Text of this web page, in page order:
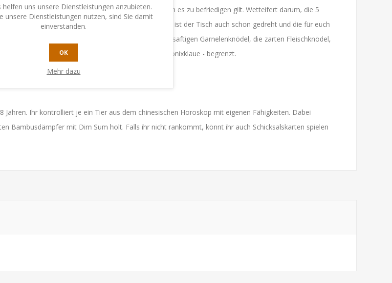
und hat einen einzigartigen Geschmack, den es zu befriedigen gilt. Wetteifert darum, die 5
Magen zu verlassen! Aber ehe ihr euch verseht, ist der Tisch auch schon gedreht und die für euch
sind aber auch die beliebtesten Dim Sum - die saftigen Garnelenknödel, die zarten Fleischknödel,
eingewickelte Klebreis und die exotische Phönixklaue - begrenzt.
Ihr kontrolliert je ein Tier aus dem chinesischen Horoskop mit eigenen Fähigkeiten. Dabei
Bambusdämpfer mit Dim Sum holt. Falls ihr nicht rankommt, könnt ihr auch Schicksalskarten spielen
helfen uns unsere Dienstleistungen anzubieten.
unsere Dienstleistungen nutzen, sind Sie damit
einverstanden.
OK
Mehr dazu